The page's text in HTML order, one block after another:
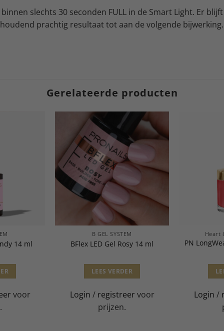
slechts 30 seconden FULL in de Smart Light. Er
prachtig resultaat tot aan de volgende bijwerking.
Gerelateerde producten
14 ml
voor
B GEL SYSTEM
BFlex LED Gel Rosy 14 ml
LEES VERDER
Login / registreer voor
prijzen.
Heart
PN
Login /